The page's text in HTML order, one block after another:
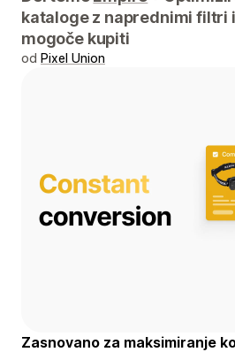
kataloge z naprednimi filtri
mogoče kupiti
od Pixel Union
Zasnovano za maksimiranje